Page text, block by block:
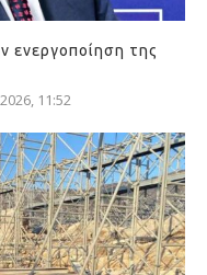
ενεργοποίηση της
11:52